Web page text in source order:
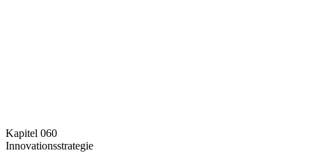
Kapitel 060
Innovationsstrategie